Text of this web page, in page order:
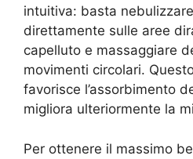
intuitiva: basta
direttamente sulle aree
capelluto e massaggiare
movimenti circolari.
favorisce l’assorbimento
migliora ulteriormente la
Per ottenere il massimo